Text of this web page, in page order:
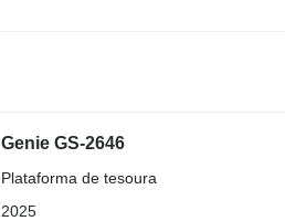
Genie GS-2646
Plataforma de tesoura
2025